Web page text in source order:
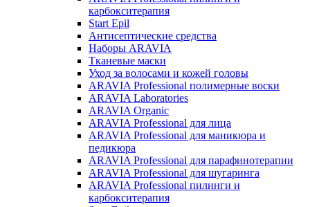
карбокситерапия
Start Epil
Антисептические средства
Наборы ARAVIA
Тканевые маски
Уход за волосами и кожей головы
ARAVIA Professional полимерные воски
ARAVIA Laboratories
ARAVIA Organic
ARAVIA Professional для лица
ARAVIA Professional для маникюра и
педикюра
ARAVIA Professional для парафинотерапии
ARAVIA Professional для шугаринга
ARAVIA Professional пилинги и
карбокситерапия